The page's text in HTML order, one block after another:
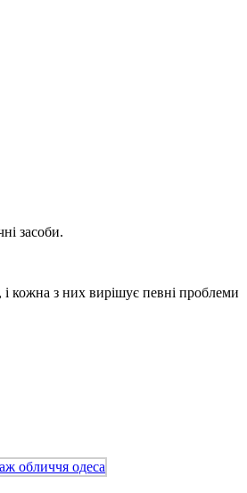
засоби.
кожна з них вирішує певні проблеми